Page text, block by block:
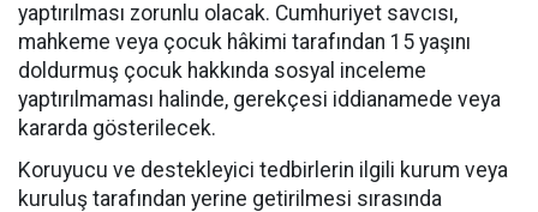
yaptırılması zorunlu olacak. Cumhuriyet savcısı,
mahkeme veya çocuk hâkimi tarafından 15 yaşını
doldurmuş çocuk hakkında sosyal inceleme
yaptırılmaması halinde, gerekçesi iddianamede veya
kararda gösterilecek.
Koruyucu ve destekleyici tedbirlerin ilgili kurum veya
kuruluş tarafından yerine getirilmesi sırasında